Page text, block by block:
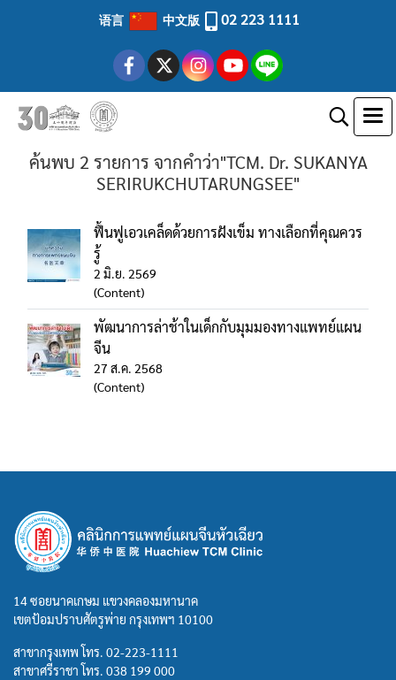
语言 中文版 02 223 1111
ค้นพบ 2 รายการ จากคำว่า"TCM. Dr. SUKANYA
SERIRUKCHUTARUNGSEE"
ฟื้นฟูเอวเคล็ดด้วยการฝังเข็ม ทางเลือกที่คุณควร
รู้
2 มิ.ย. 2569
(Content)
พัฒนาการล่าช้าในเด็กกับมุมมองทางแพทย์แผน
จีน
27 ส.ค. 2568
(Content)
14 ซอยนาคเกษม แขวงคลองมหานาค
เขตป้อมปราบศัตรูพ่าย กรุงเทพฯ 10100
สาขากรุงเทพ โทร. 02-223-1111
สาขาศรีราชา โทร. 038 199 000